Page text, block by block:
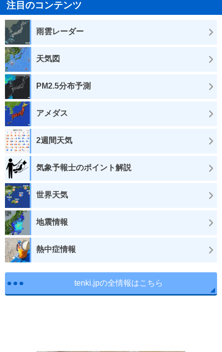
注目のコンテンツ
雨雲レーダー
天気図
PM2.5分布予測
アメダス
2週間天気
気象予報士のポイント解説
世界天気
地震情報
熱中症情報
tenki.jpの全情報はこちら